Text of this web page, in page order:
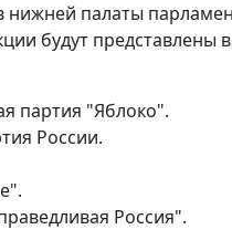
палаты
будут
партия "Яблоко".
России.
Россия".